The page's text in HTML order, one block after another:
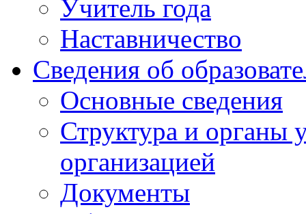
Учитель года
Наставничество
Сведения об
Основные сведения
Структура и органы
организацией
Документы